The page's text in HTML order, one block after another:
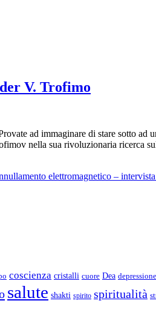
V. Trofimo
ad immaginare di stare sotto ad
nella sua rivoluzionaria ricerca
elettromagnetico –
coscienza cristalli cuore Dea depressione
salute shakti spirito spiritualità